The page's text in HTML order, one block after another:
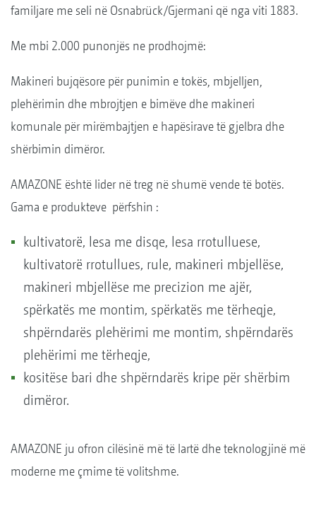
familjare me seli në Osnabrück/Gjermani që nga viti 1883.
Me mbi 2.000 punonjës ne prodhojmë:
Makineri bujqësore për punimin e tokës, mbjelljen,
plehërimin dhe mbrojtjen e bimëve dhe makineri
komunale për mirëmbajtjen e hapësirave të gjelbra dhe
shërbimin dimëror.
AMAZONE është lider në treg në shumë vende të botës.
Gama e produkteve përfshin :
kultivatorë, lesa me disqe, lesa rrotulluese,
kultivatorë rrotullues, rule, makineri mbjellëse,
makineri mbjellëse me precizion me ajër,
spërkatës me montim, spërkatës me tërheqje,
shpërndarës plehërimi me montim, shpërndarës
plehërimi me tërheqje,
kositëse bari dhe shpërndarës kripe për shërbim
dimëror.
AMAZONE ju ofron cilësinë më të lartë dhe teknologjinë më
moderne me çmime të volitshme.